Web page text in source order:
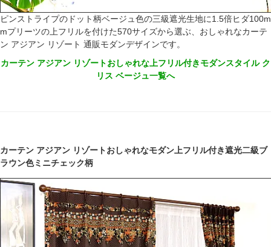
ピンストライプのドット柄ベージュ色の三級遮光生地に1.5倍ヒダ100m
mプリーツの上フリルを付けた570サイズから選ぶ、おしゃれなカーテ
ン アジアン リゾート 通販モダンデザインです。
カーテン アジアン リゾートおしゃれな上フリル付きモダンスタイル ク
リス ベージュ一覧へ
カーテン アジアン リゾートおしゃれなモダン上フリル付き遮光二級ブ
ラウン色ミニチェック柄